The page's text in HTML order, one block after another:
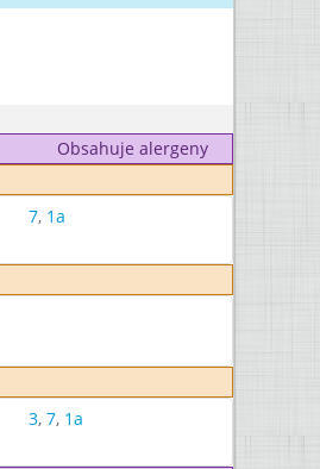
Obsahuje alergeny
7, 1a
3, 7, 1a